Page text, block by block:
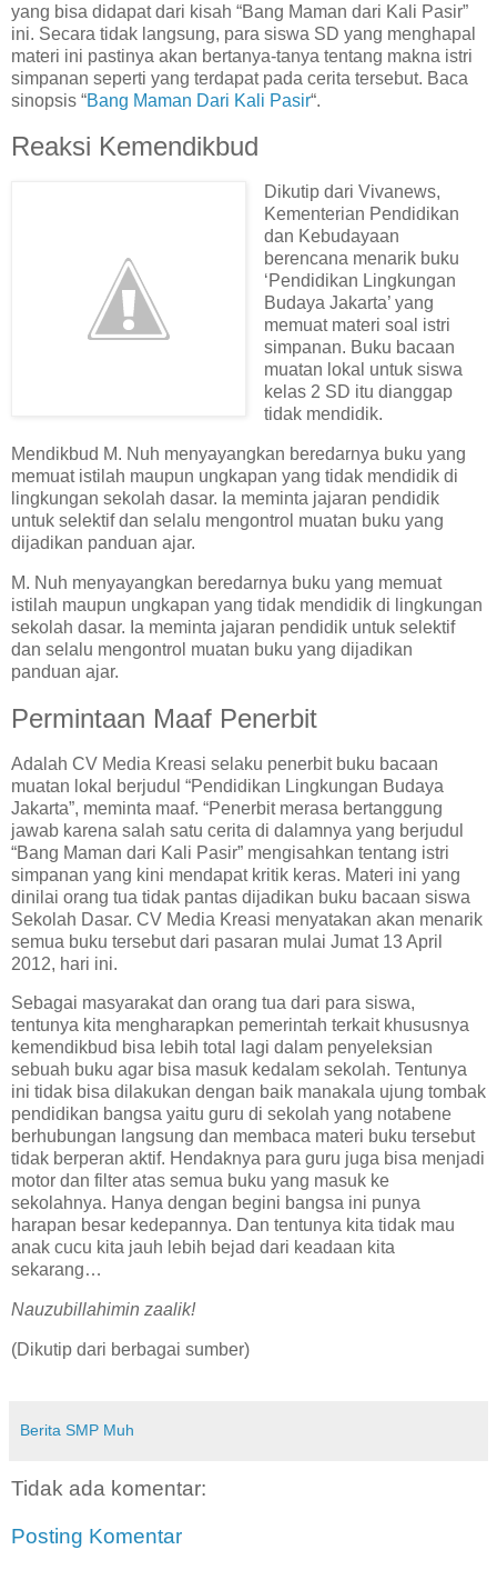
yang bisa didapat dari kisah “Bang Maman dari Kali Pasir”
ini. Secara tidak langsung, para siswa SD yang menghapal
materi ini pastinya akan bertanya-tanya tentang makna istri
simpanan seperti yang terdapat pada cerita tersebut. Baca
sinopsis “Bang Maman Dari Kali Pasir“.
Reaksi Kemendikbud
Dikutip dari Vivanews,
Kementerian Pendidikan
dan Kebudayaan
berencana menarik buku
‘Pendidikan Lingkungan
Budaya Jakarta’ yang
memuat materi soal istri
simpanan. Buku bacaan
muatan lokal untuk siswa
kelas 2 SD itu dianggap
tidak mendidik.
Mendikbud M. Nuh menyayangkan beredarnya buku yang
memuat istilah maupun ungkapan yang tidak mendidik di
lingkungan sekolah dasar. Ia meminta jajaran pendidik
untuk selektif dan selalu mengontrol muatan buku yang
dijadikan panduan ajar.
M. Nuh menyayangkan beredarnya buku yang memuat
istilah maupun ungkapan yang tidak mendidik di lingkungan
sekolah dasar. Ia meminta jajaran pendidik untuk selektif
dan selalu mengontrol muatan buku yang dijadikan
panduan ajar.
Permintaan Maaf Penerbit
Adalah CV Media Kreasi selaku penerbit buku bacaan
muatan lokal berjudul “Pendidikan Lingkungan Budaya
Jakarta”, meminta maaf. “Penerbit merasa bertanggung
jawab karena salah satu cerita di dalamnya yang berjudul
“Bang Maman dari Kali Pasir” mengisahkan tentang istri
simpanan yang kini mendapat kritik keras. Materi ini yang
dinilai orang tua tidak pantas dijadikan buku bacaan siswa
Sekolah Dasar. CV Media Kreasi menyatakan akan menarik
semua buku tersebut dari pasaran mulai Jumat 13 April
2012, hari ini.
Sebagai masyarakat dan orang tua dari para siswa,
tentunya kita mengharapkan pemerintah terkait khususnya
kemendikbud bisa lebih total lagi dalam penyeleksian
sebuah buku agar bisa masuk kedalam sekolah. Tentunya
ini tidak bisa dilakukan dengan baik manakala ujung tombak
pendidikan bangsa yaitu guru di sekolah yang notabene
berhubungan langsung dan membaca materi buku tersebut
tidak berperan aktif. Hendaknya para guru juga bisa menjadi
motor dan filter atas semua buku yang masuk ke
sekolahnya. Hanya dengan begini bangsa ini punya
harapan besar kedepannya. Dan tentunya kita tidak mau
anak cucu kita jauh lebih bejad dari keadaan kita
sekarang…
Nauzubillahimin zaalik!
(Dikutip dari berbagai sumber)
Berita SMP Muh
Tidak ada komentar:
Posting Komentar